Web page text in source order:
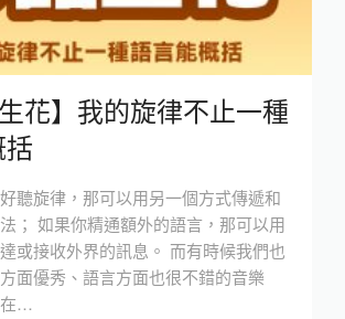
生花】我的旋律不止一種
聽旋律，那可以用另一個方式傳遞和
； 如果你精通額外的語言，那可以用
或接收外界的訊息。 而有時候我們也
面優秀、語言方面也很不錯的音樂
在…